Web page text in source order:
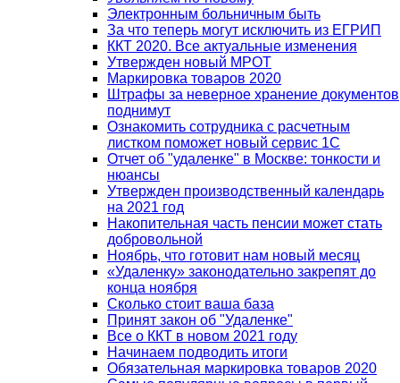
Электронным больничным быть
За что теперь могут исключить из ЕГРИП
ККТ 2020. Все актуальные изменения
Утвержден новый МРОТ
Маркировка товаров 2020
Штрафы за неверное хранение документов
поднимут
Ознакомить сотрудника с расчетным
листком поможет новый сервис 1С
Отчет об "удаленке" в Москве: тонкости и
нюансы
Утвержден производственный календарь
на 2021 год
Накопительная часть пенсии может стать
добровольной
Ноябрь, что готовит нам новый месяц
«Удаленку» законодательно закрепят до
конца ноября
Сколько стоит ваша база
Принят закон об "Удаленке"
Все о ККТ в новом 2021 году
Начинаем подводить итоги
Обязательная маркировка товаров 2020